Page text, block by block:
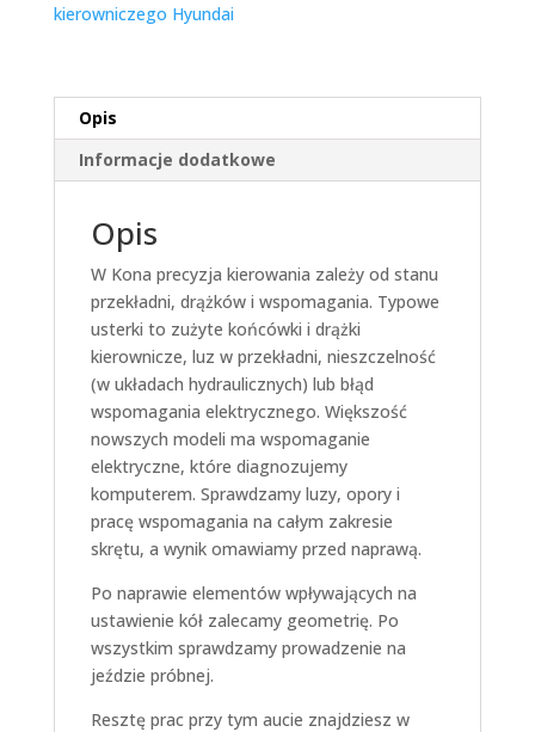
kierowniczego Hyundai
Opis
Informacje dodatkowe
Opis
W Kona precyzja kierowania zależy od stanu
przekładni, drążków i wspomagania. Typowe
usterki to zużyte końcówki i drążki
kierownicze, luz w przekładni, nieszczelność
(w układach hydraulicznych) lub błąd
wspomagania elektrycznego. Większość
nowszych modeli ma wspomaganie
elektryczne, które diagnozujemy
komputerem. Sprawdzamy luzy, opory i
pracę wspomagania na całym zakresie
skrętu, a wynik omawiamy przed naprawą.
Po naprawie elementów wpływających na
ustawienie kół zalecamy geometrię. Po
wszystkim sprawdzamy prowadzenie na
jeździe próbnej.
Resztę prac przy tym aucie znajdziesz w